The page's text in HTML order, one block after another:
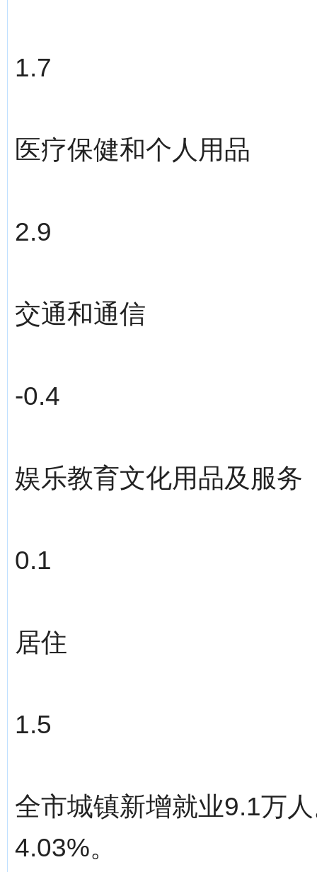
1.7
医疗保健和个人用品
2.9
交通和通信
-0.4
娱乐教育文化用品及服务
0.1
居住
1.5
全市城镇新增就业9.1万
4.03%。